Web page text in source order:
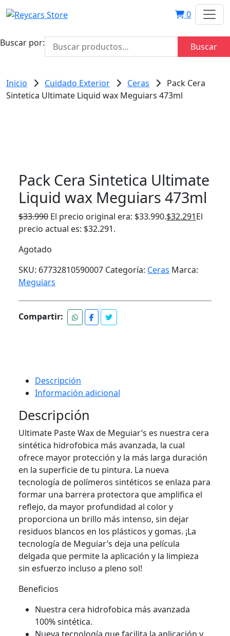
0
Buscar por: Buscar
Inicio Cuidado Exterior Ceras
Pack Cera
Sintetica Ultimate Liquid wax Meguiars 473ml
Pack Cera Sintetica Ultimate
Liquid wax Meguiars 473ml
$33.990 El precio original era: $33.990.$32.291El
precio actual es: $32.291.
Agotado
SKU: 67732810590007 Categoría: Ceras Marca:
Meguiars
Compartir:
Descripción
Información adicional
Descripción
Ultimate Paste Wax de Meguiar’s es nuestra cera
sintética hidrofobica más avanzada, la cual
ofrece mayor protección y la más larga duración
en la superficie de tu pintura. La nueva
tecnología de polímeros sintéticos se enlaza para
formar una barrera protectora que amplifica el
reflejo, da mayor profundidad al color y
proporciona un brillo más intenso, sin dejar
residuos blancos en los plásticos y gomas. ¡La
tecnología de Meguiar’s deja una película
delgada que permite la aplicación y la limpieza
sin esfuerzo incluso a pleno sol!
Beneficios
Nuestra cera hidrofobica más avanzada
100% sintética.